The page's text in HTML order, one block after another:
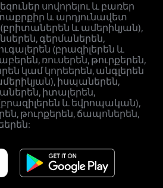
սովորելու և բառեր
և արդյունավետ
(բրիտաներեն և ամերիկյան),
գերմաներեն,
(բրազիլերեն և
ռուսերեն, թուրքերեն,
կամ կորեերեն, անգլերեն
իսպաներեն,
իտալերեն,
և եվրոպական),
թուրքերեն, ճապոներեն,